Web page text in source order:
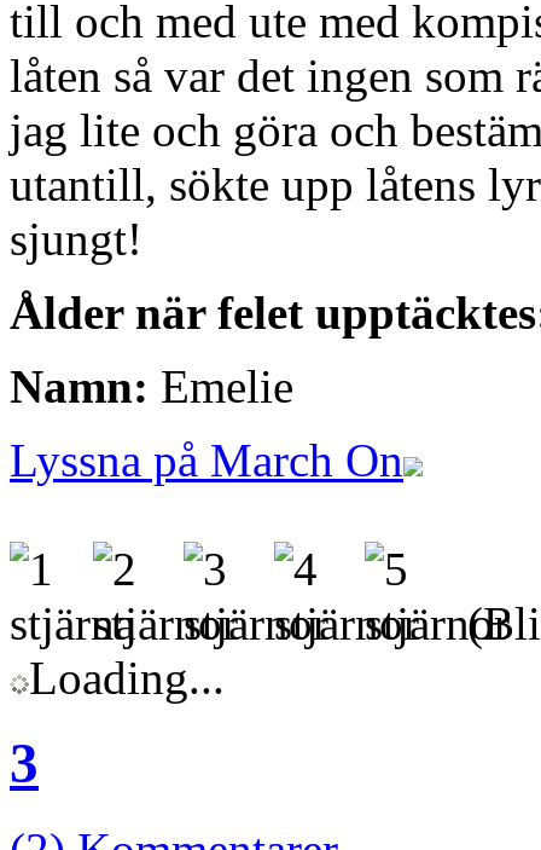
till och med ute med
låten så var det ingen som
jag lite och göra och
utantill, sökte upp låtens
sjungt!
Ålder när felet
Namn: Emelie
Lyssna på March On
(Bli
Loading...
3